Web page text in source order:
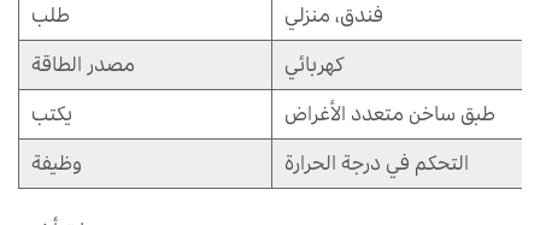
طلب
فندق، منزلي
مصدر الطاقة
كهربائي
يكتب
طبق ساخن متعدد الأغراض
وظيفة
التحكم في درجة الحرارة